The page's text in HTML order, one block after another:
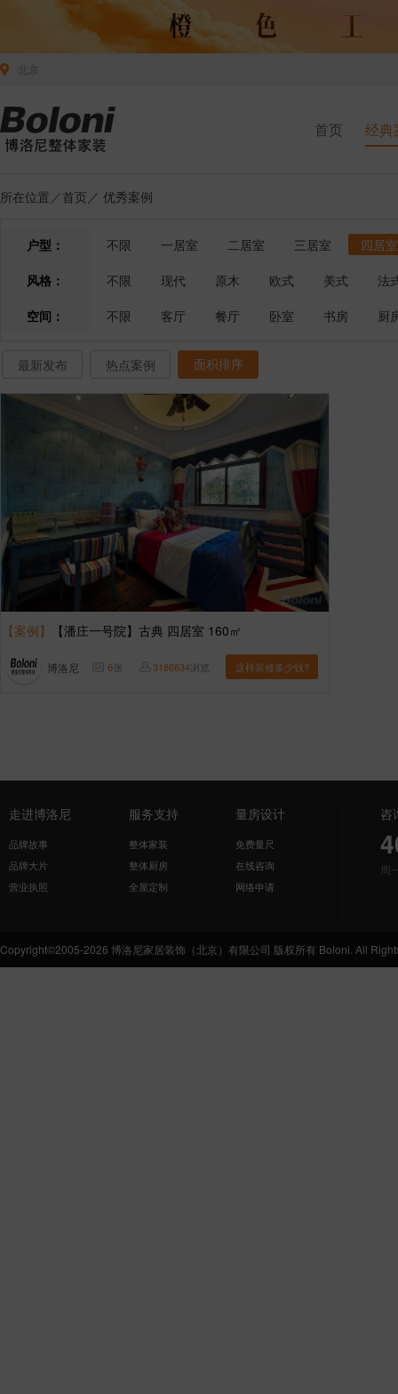
首页 经典
所在位置／首页 ／ 优秀案例
户型： 不限 一居室 二居室 三居室
四居室
风格：
不限 现代 原木 欧式 美式
法
空间：
不限 客厅 餐厅 卧室 书房 厨
最新发布 热点案例 面积排序
【案例】 【潘庄一号院】古典 四居室 160㎡
博洛尼 6张 3186634浏览 这样装修多少钱?
走进博洛尼
品牌故事
品牌大片
营业执照
服务支持
整体家装
整体厨房
全屋定制
量房设计
免费量尺
在线咨询
网络申请
咨
周
Copyright©2005-2026 博洛尼家居装饰（北京）有限公司 版权所有 Boloni. All